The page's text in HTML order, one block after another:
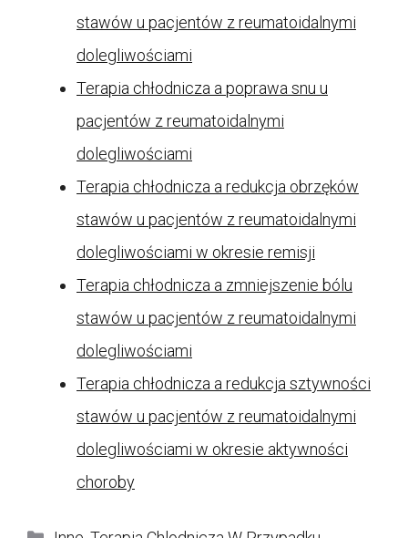
stawów u pacjentów z reumatoidalnymi
dolegliwościami
Terapia chłodnicza a poprawa snu u
pacjentów z reumatoidalnymi
dolegliwościami
Terapia chłodnicza a redukcja obrzęków
stawów u pacjentów z reumatoidalnymi
dolegliwościami w okresie remisji
Terapia chłodnicza a zmniejszenie bólu
stawów u pacjentów z reumatoidalnymi
dolegliwościami
Terapia chłodnicza a redukcja sztywności
stawów u pacjentów z reumatoidalnymi
dolegliwościami w okresie aktywności
choroby